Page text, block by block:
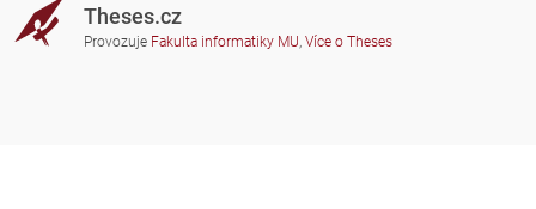
Theses.cz
Provozuje Fakulta informatiky MU, Více o Theses